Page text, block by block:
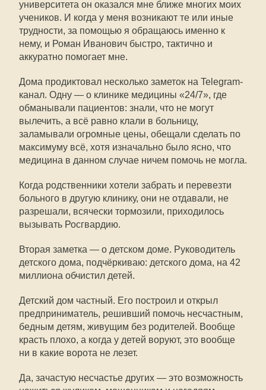
университета он оказался мне ближе многих моих
учеников. И когда у меня возникают те или иные
трудности, за помощью я обращаюсь именно к
нему, и Роман Иванович быстро, тактично и
аккуратно помогает мне.
Дома продиктовал несколько заметок на Telegram-
канал. Одну — о клинике медицины «24/7», где
обманывали пациентов: знали, что не могут
вылечить, а всё равно клали в больницу,
заламывали огромные цены, обещали сделать по
максимуму всё, хотя изначально было ясно, что
медицина в данном случае ничем помочь не могла.
Когда родственники хотели забрать и перевезти
больного в другую клинику, они не отдавали, не
разрешали, всячески тормозили, приходилось
вызывать Росгвардию.
Вторая заметка — о детском доме. Руководитель
детского дома, подчёркиваю: детского дома, на 42
миллиона обчистил детей.
Детский дом частный. Его построил и открыл
предприниматель, решивший помочь несчастным,
бедным детям, живущим без родителей. Вообще
красть плохо, а когда у детей воруют, это вообще
ни в какие ворота не лезет.
Да, зачастую несчастье других — это возможность